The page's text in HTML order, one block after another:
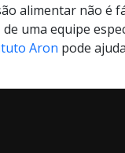
alimentar não é
uma equipe
Aron pode